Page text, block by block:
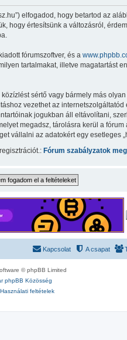
elfogadod, hogy betartod az
hogy értesítsünk a változásról,
fórumszoftver, és a
tartalmakat, illetve magatartást
sértő vagy bármely más
vezethet az
jogukban áll eltávolítani,
megadsz, tárolásra kerül a
vállalni az adatokért egy esetleges
Fórum szabályzatok
A csapat
Kapcsolat
© phpBB Limited
phpBB Közösség
Használati feltételek